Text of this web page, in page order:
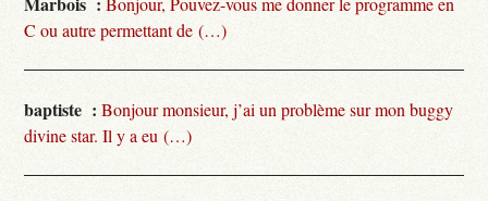
C ou autre permettant de (…)
baptiste : Bonjour monsieur, j’ai un problème sur mon buggy
divine star. Il y a eu (…)